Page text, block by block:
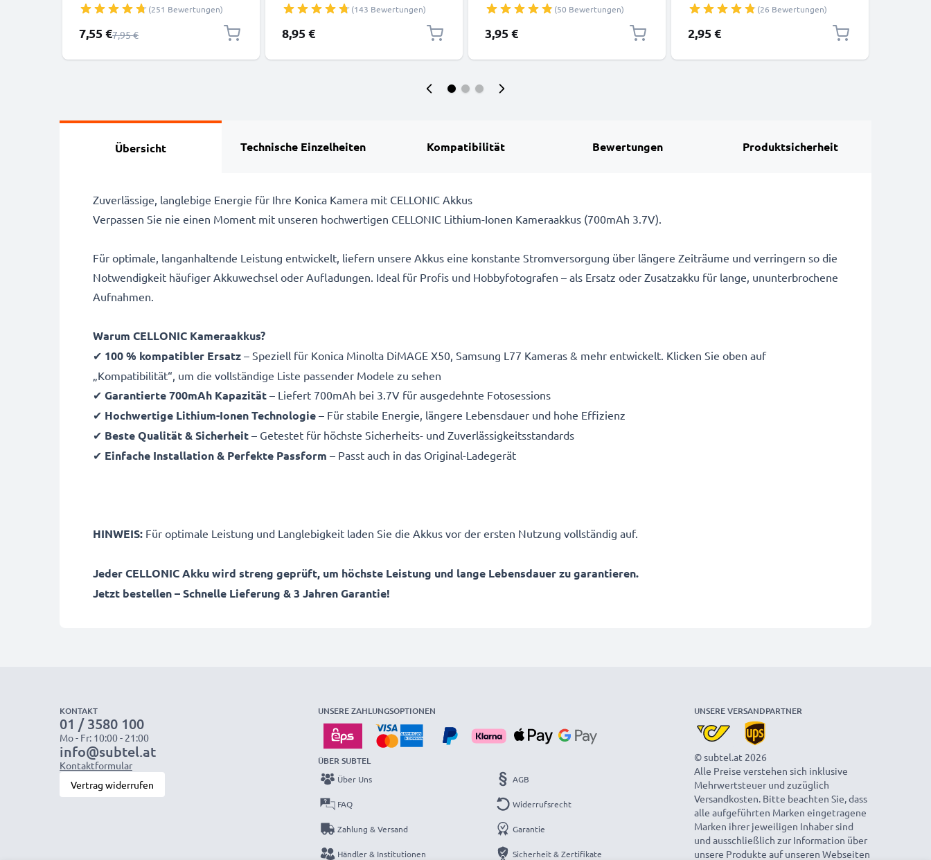
N8 Smartphone - 0.5A / 500mA
2.0mm Ladegerät 1.10m,
Handyladekabel
(251 Bewertungen)
Sonderpreis
7,55 €Regulärer Preis
7,95 €
8850 Smartphone - 0.5A / 500mA
3.5mm Ladegerät 1.4m,
Handyladekabel
(143 Bewertungen)
8,95 €
Datenkabel schwarz(50 Bewertungen)
3,95 €
(26 Bewertungen)
2,95 €
Übersicht Technische Einzelheiten Kompatibilität Bewertungen Produktsicherheit
Zuverlässige, langlebige Energie für Ihre Konica Kamera mit CELLONIC Akkus
Verpassen Sie nie einen Moment mit unseren hochwertigen CELLONIC Lithium-Ionen Kameraakkus (700mAh 3.7V).
Für optimale, langanhaltende Leistung entwickelt, liefern unsere Akkus eine konstante Stromversorgung über längere Zeiträume und verringern so die
Notwendigkeit häufiger Akkuwechsel oder Aufladungen. Ideal für Profis und Hobbyfotografen – als Ersatz oder Zusatzakku für lange, ununterbrochene
Aufnahmen.
Warum CELLONIC Kameraakkus?
✔ 100 % kompatibler Ersatz – Speziell für Konica Minolta DiMAGE X50, Samsung L77 Kameras & mehr entwickelt. Klicken Sie oben auf
„Kompatibilität“, um die vollständige Liste passender Modele zu sehen
✔ Garantierte 700mAh Kapazität – Liefert 700mAh bei 3.7V für ausgedehnte Fotosessions
✔ Hochwertige Lithium-Ionen Technologie – Für stabile Energie, längere Lebensdauer und hohe Effizienz
✔ Beste Qualität & Sicherheit – Getestet für höchste Sicherheits- und Zuverlässigkeitsstandards
✔ Einfache Installation & Perfekte Passform – Passt auch in das Original-Ladegerät
HINWEIS: Für optimale Leistung und Langlebigkeit laden Sie die Akkus vor der ersten Nutzung vollständig auf.
Jeder CELLONIC Akku wird streng geprüft, um höchste Leistung und lange Lebensdauer zu garantieren.
Jetzt bestellen – Schnelle Lieferung & 3 Jahren Garantie!
KONTAKT
01 / 3580 100
Mo - Fr: 10:00 - 21:00
info@subtel.at
Kontaktformular
Vertrag widerrufen
UNSERE ZAHLUNGSOPTIONEN
ÜBER SUBTEL
Über Uns
FAQ
Zahlung & Versand
Händler & Institutionen
AGB
Widerrufsrecht
Garantie
Sicherheit & Zertifikate
UNSERE VERSANDPARTNER
© subtel.at 2026
Alle Preise verstehen sich inklusive
Mehrwertsteuer und zuzüglich
Versandkosten. Bitte beachten Sie, dass
alle aufgeführten Marken eingetragene
Marken ihrer jeweiligen Inhaber sind
und ausschließlich zur Information über
unsere Produkte auf unseren Webseiten